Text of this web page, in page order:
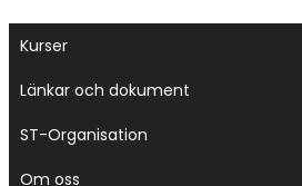
Kurser
Länkar och dokument
ST-Organisation
Om oss